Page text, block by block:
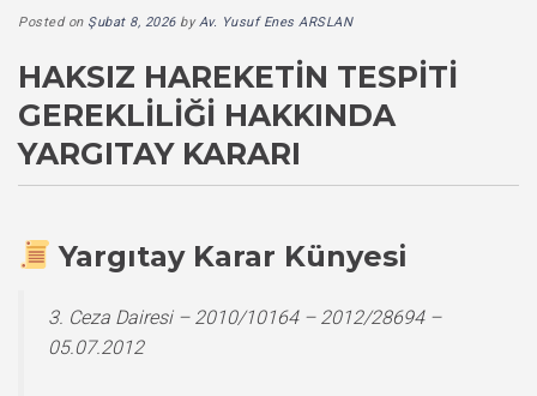
Posted on Şubat 8, 2026byAv. Yusuf Enes ARSLAN
HAKSIZ HAREKETIN TESPITI
GEREKLILIĞI HAKKINDA
YARGITAY KARARI
Yargıtay Karar Künyesi
3. Ceza Dairesi – 2010/10164 – 2012/28694 –
05.07.2012